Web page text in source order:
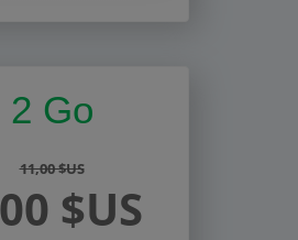
2 Go
11,00 $US
$US